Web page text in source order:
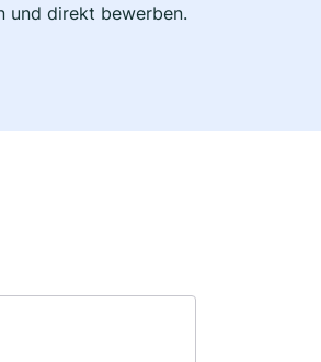
und direkt bewerben.